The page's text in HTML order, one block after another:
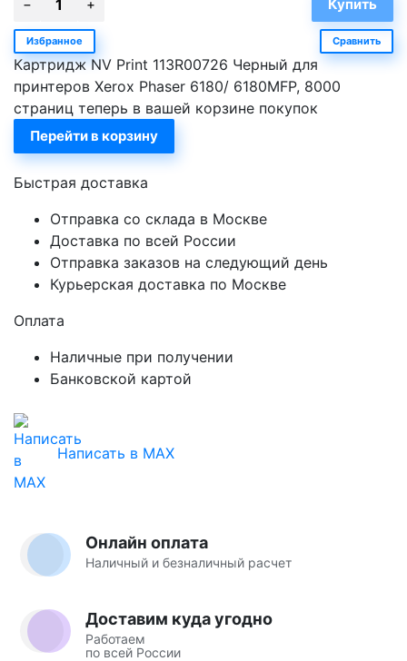
Избранное Сравнить
Картридж NV Print 113R00726 Черный для
принтеров Xerox Phaser 6180/ 6180MFP, 8000
страниц теперь в вашей корзине покупок
Перейти в корзину
Быстрая доставка
Отправка со склада в Москве
Доставка по всей России
Отправка заказов на следующий день
Курьерская доставка по Москве
Оплата
Наличные при получении
Банковской картой
Написать в MAX
Онлайн оплата
Наличный и безналичный расчет
Доставим куда угодно
Работаем
по всей России